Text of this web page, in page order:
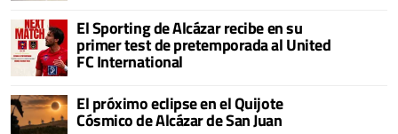
El Sporting de Alcázar recibe en su
primer test de pretemporada al United
FC International
El próximo eclipse en el Quijote
Cósmico de Alcázar de San Juan